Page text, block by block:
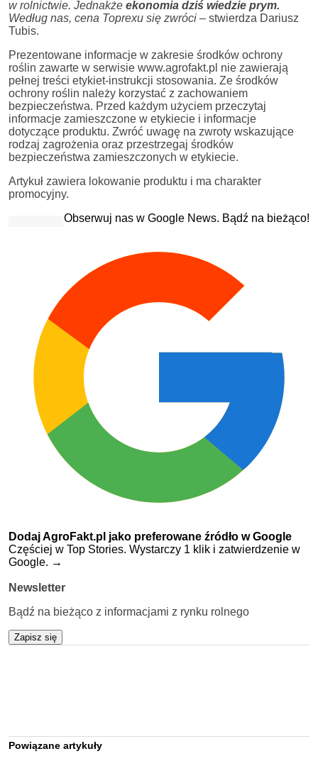
w rolnictwie. Jednakże ekonomia dziś wiedzie prym.
Według nas, cena Toprexu się zwróci – stwierdza Dariusz
Tubis.
Prezentowane informacje w zakresie środków ochrony
roślin zawarte w serwisie www.agrofakt.pl nie zawierają
pełnej treści etykiet-instrukcji stosowania. Ze środków
ochrony roślin należy korzystać z zachowaniem
bezpieczeństwa. Przed każdym użyciem przeczytaj
informacje zamieszczone w etykiecie i informacje
dotyczące produktu. Zwróć uwagę na zwroty wskazujące
rodzaj zagrożenia oraz przestrzegaj środków
bezpieczeństwa zamieszczonych w etykiecie.
Artykuł zawiera lokowanie produktu i ma charakter
promocyjny.
Obserwuj nas w Google News. Bądź na bieżąco!
Dodaj AgroFakt.pl jako preferowane źródło w Google
Częściej w Top Stories. Wystarczy 1 klik i zatwierdzenie w
Google. →
Newsletter
Bądź na bieżąco z informacjami z rynku rolnego
Zapisz się
Powiązane artykuły